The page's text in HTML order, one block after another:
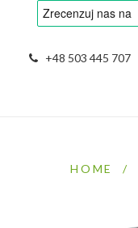
+48 503 445 707
HOME /